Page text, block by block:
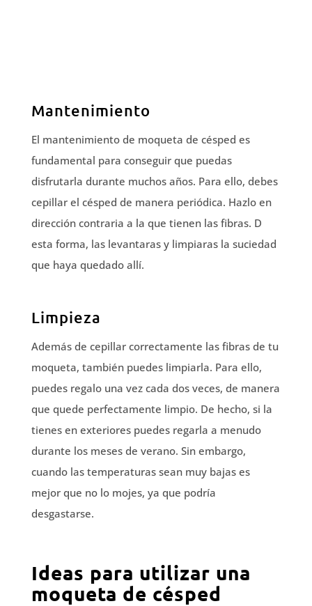
Mantenimiento
El mantenimiento de moqueta de césped es
fundamental para conseguir que puedas
disfrutarla durante muchos años. Para ello, debes
cepillar el césped de manera periódica. Hazlo en
dirección contraria a la que tienen las fibras. D
esta forma, las levantaras y limpiaras la suciedad
que haya quedado allí.
Limpieza
Además de cepillar correctamente las fibras de tu
moqueta, también puedes limpiarla. Para ello,
puedes regalo una vez cada dos veces, de manera
que quede perfectamente limpio. De hecho, si la
tienes en exteriores puedes regarla a menudo
durante los meses de verano. Sin embargo,
cuando las temperaturas sean muy bajas es
mejor que no lo mojes, ya que podría
desgastarse.
Ideas para utilizar una
moqueta de césped